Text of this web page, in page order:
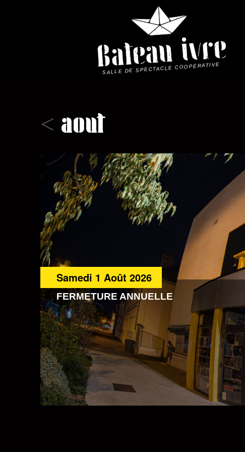
SALLE DE SPECTACLE COOPÉRATIVE
< août
Samedi 1 Août 2026
FERMETURE ANNUELLE